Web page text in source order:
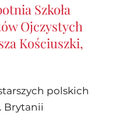
Szkoła
Ojczystych
Kościuszki,
polskich
Brytanii